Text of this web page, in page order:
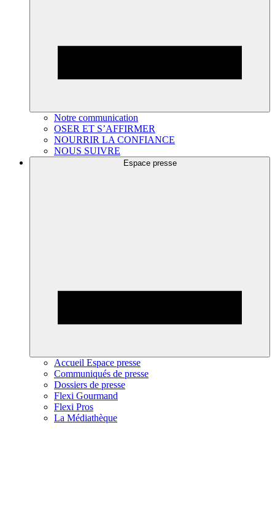
Notre communication
OSER ET S’AFFIRMER
NOURRIR LA CONFIANCE
NOUS SUIVRE
Espace presse
Accueil Espace presse
Communiqués de presse
Dossiers de presse
Flexi Gourmand
Flexi Pros
La Médiathèque